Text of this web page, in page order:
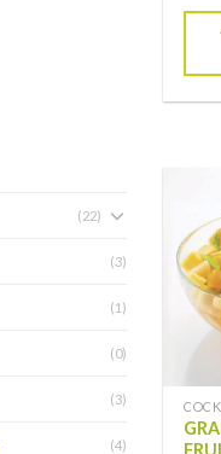
(22)
(3)
(1)
(0)
(3)
(4)